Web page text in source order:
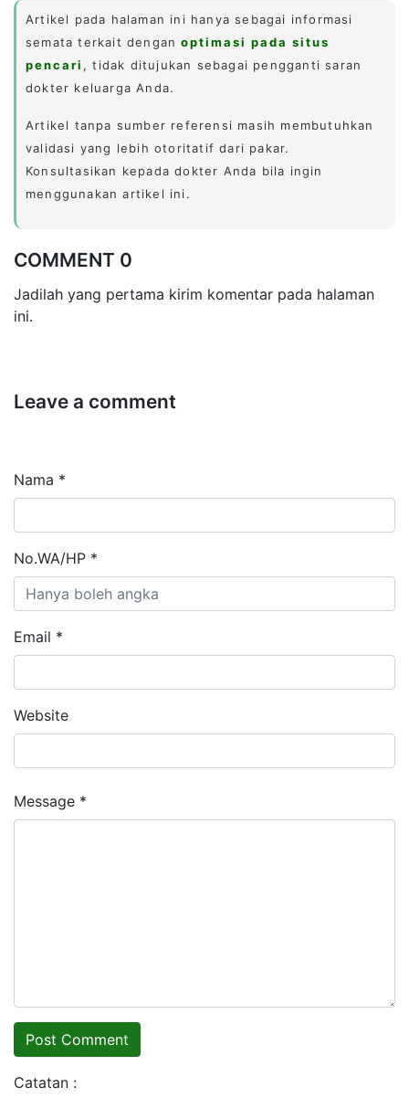
Artikel pada halaman ini hanya sebagai informasi
semata terkait denganoptimasi pada situs
pencari , tidak ditujukan sebagai pengganti saran
dokter keluarga Anda.
Artikel tanpa sumber referensi masih membutuhkan
validasi yang lebih otoritatif dari pakar.
Konsultasikan kepada dokter Anda bila ingin
menggunakan artikel ini.
COMMENT 0
Jadilah yang pertama kirim komentar pada halaman
ini.
Leave a comment
Nama *
No.WA/HP *
Email *
Website
Message *
Catatan :